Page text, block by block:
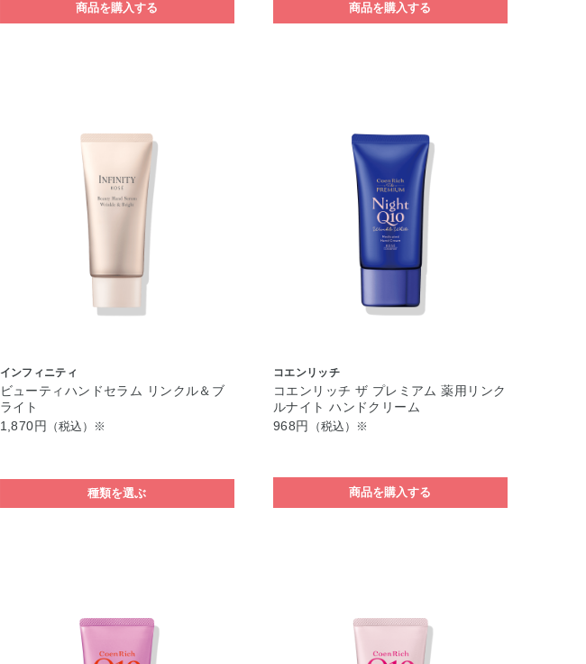
商品を購入する 商品を購入する
インフィニティ
ビューティハンドセラム リンクル＆ブ
ライト
1,870円
（税込）※
種類を選ぶ
コエンリッチ
コエンリッチ ザ プレミアム 薬用リンク
ルナイト ハンドクリーム
968円
（税込）※
商品を購入する